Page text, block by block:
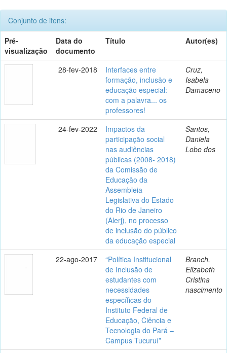
Conjunto de itens:
Pré-
visualização
Data do
documento
Título Autor(es)
28-fev-2018
Interfaces entre
formação, inclusão e
educação especial:
com a palavra... os
professores!
Cruz,
Isabela
Damaceno
24-fev-2022
Impactos da
participação social
nas audiências
públicas (2008- 2018)
da Comissão de
Educação da
Assembleia
Legislativa do Estado
do Rio de Janeiro
(Alerj), no processo
de inclusão do público
da educação especial
Santos,
Daniela
Lobo dos
22-ago-2017
“Política Institucional
de Inclusão de
estudantes com
necessidades
específicas do
Instituto Federal de
Educação, Ciência e
Tecnologia do Pará –
Campus Tucuruí”
Branch,
Elizabeth
Cristina
nascimento